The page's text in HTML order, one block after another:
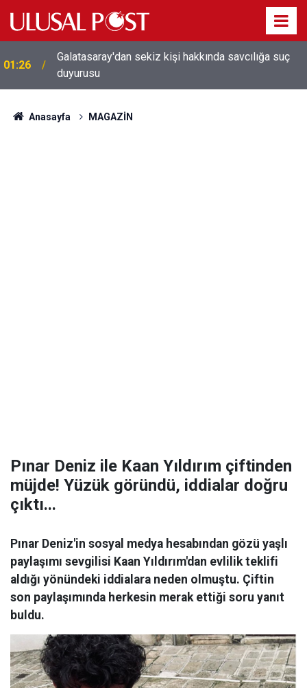
01:26
Galatasaray'dan sekiz kişi hakkında savcılığa suç
duyurusu
Anasayfa MAGAZİN
Pınar Deniz ile Kaan Yıldırım çiftinden
müjde! Yüzük göründü, iddialar doğru
çıktı...
Pınar Deniz'in sosyal medya hesabından gözü yaşlı
paylaşımı sevgilisi Kaan Yıldırım'dan evlilik teklifi
aldığı yönündeki iddialara neden olmuştu. Çiftin
son paylaşımında herkesin merak ettiği soru yanıt
buldu.